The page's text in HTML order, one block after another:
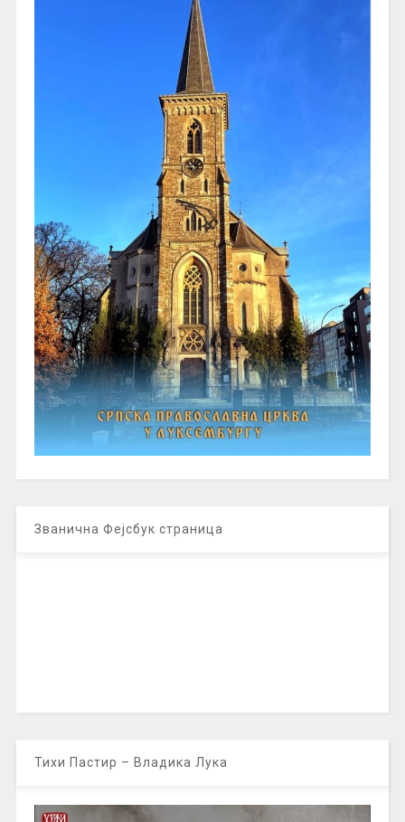
Званична Фејсбук страница
Тихи Пастир – Владика Лука